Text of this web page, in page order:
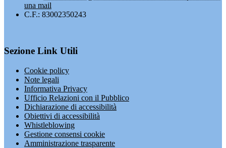
una mail
C.F.: 83002350243
Sezione Link Utili
Cookie policy
Note legali
Informativa Privacy
Ufficio Relazioni con il Pubblico
Dichiarazione di accessibilità
Obiettivi di accessibilità
Whistleblowing
Gestione consensi cookie
Amministrazione trasparente